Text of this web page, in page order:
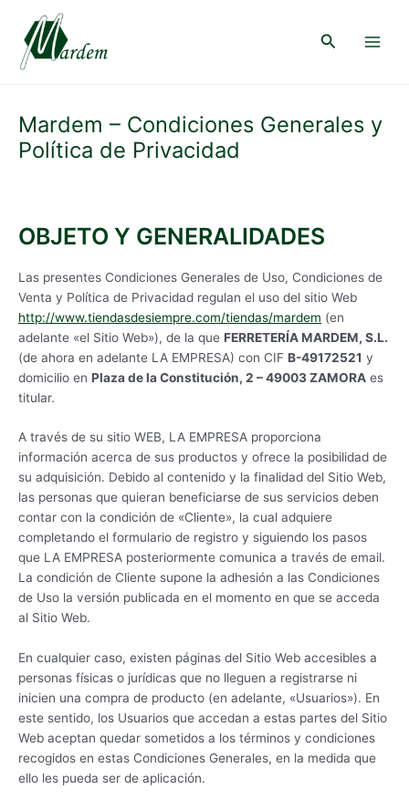
contenido
Buscar
Mardem – Condiciones Generales y
Política de Privacidad
OBJETO Y GENERALIDADES
Las presentes Condiciones Generales de Uso, Condiciones de
Venta y Política de Privacidad regulan el uso del sitio Web
http://www.tiendasdesiempre.com/tiendas/mardem (en
adelante «el Sitio Web»), de la que FERRETERÍA MARDEM, S.L.
(de ahora en adelante LA EMPRESA) con CIF B-49172521 y
domicilio en Plaza de la Constitución, 2 – 49003 ZAMORA es
titular.
A través de su sitio WEB, LA EMPRESA proporciona
información acerca de sus productos y ofrece la posibilidad de
su adquisición. Debido al contenido y la finalidad del Sitio Web,
las personas que quieran beneficiarse de sus servicios deben
contar con la condición de «Cliente», la cual adquiere
completando el formulario de registro y siguiendo los pasos
que LA EMPRESA posteriormente comunica a través de email.
La condición de Cliente supone la adhesión a las Condiciones
de Uso la versión publicada en el momento en que se acceda
al Sitio Web.
En cualquier caso, existen páginas del Sitio Web accesibles a
personas físicas o jurídicas que no lleguen a registrarse ni
inicien una compra de producto (en adelante, «Usuarios»). En
este sentido, los Usuarios que accedan a estas partes del Sitio
Web aceptan quedar sometidos a los términos y condiciones
recogidos en estas Condiciones Generales, en la medida que
ello les pueda ser de aplicación.